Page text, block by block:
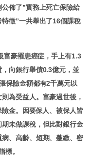
佈了”實務上死亡保險給
徵”一共舉出了16個課稅
富豪罹患癌症，手上有1.3
向銀行舉債0.3億元，並
保險金額都有2千萬元以
為受益人。富豪過世後，
金。因要保人、被保人皆
未做課稅，但比對銀行金
、高齡、短期、躉繳、密
標。